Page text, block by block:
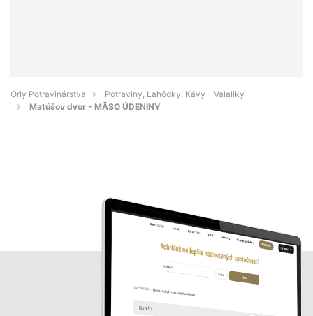
Orly Potravinárstva
Potraviny, Lahôdky, Kávy - Valaliky
Matúšov dvor - MÄSO ÚDENINY